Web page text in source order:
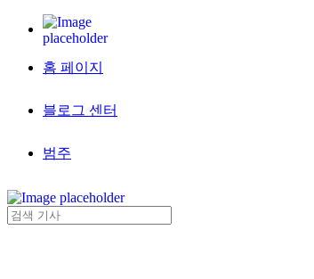
홈 페이지
블로그 센터
범주